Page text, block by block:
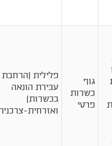
גוף
כשרות
פרטי
פלילית (הרחבת
עבירת הונאה
בכשרות)
ואזרחית-